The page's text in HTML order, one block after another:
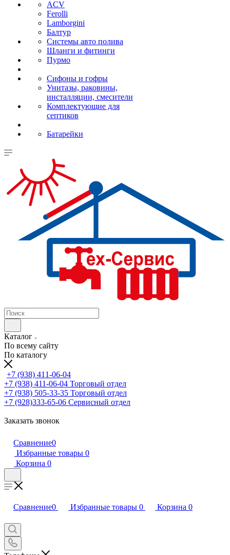
ACV
Ferolli
Lamborgini
Балтур
Системы авто полива
Шланги и фитинги
Пурмо
Сифоны и гофры
Унитазы, раковины,
инсталляции, смесители
Комплектующие для
септиков
Батарейки
Каталог
По всему сайту
По каталогу
+7 (938) 411-06-04
+7 (938) 411-06-04 Торговый отдел
+7 (938) 505-33-35 Торговый отдел
+7 (928)333-65-06 Сервисный отдел
Заказать звонок
Сравнение0
Избранные товары 0
Корзина 0
Сравнение0 Избранные товары 0 Корзина 0